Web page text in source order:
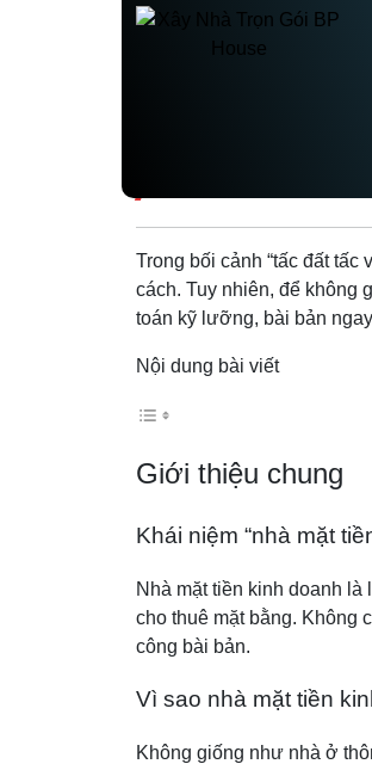
THIẾT
Trong bối cảnh “tấc đất
cách. Tuy nhiên, để không
toán kỹ lưỡng, bài bản
Nội dung bài viết
Giới thiệu chung
Khái niệm “nhà mặt
Nhà mặt tiền kinh doanh
cho thuê mặt bằng. Không
công bài bản.
Vì sao nhà mặt tiền
Không giống như nhà ở